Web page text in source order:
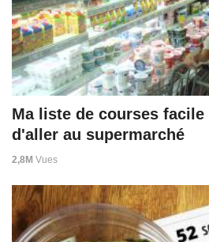
Ma liste de courses
d'aller au supermarché
2,8M Vues